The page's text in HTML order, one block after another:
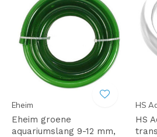
Eheim
Eheim groene
aquariumslang 9-12 mm,
HS
HS